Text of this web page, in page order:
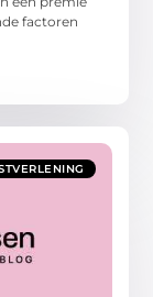
factoren